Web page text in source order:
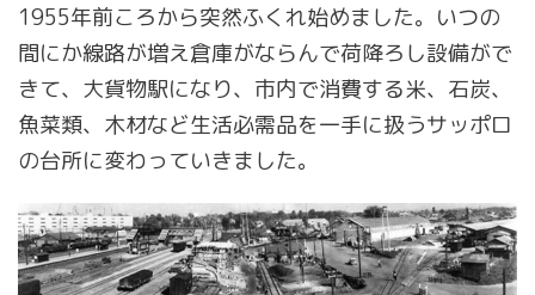
1955年前ころから突然ふくれ始めました。いつの
間にか線路が増え倉庫がならんで荷降ろし設備がで
きて、大貨物駅になり、市内で消費する米、石炭、
魚菜類、木材など生活必需品を一手に扱うサッポロ
の台所に変わっていきました。